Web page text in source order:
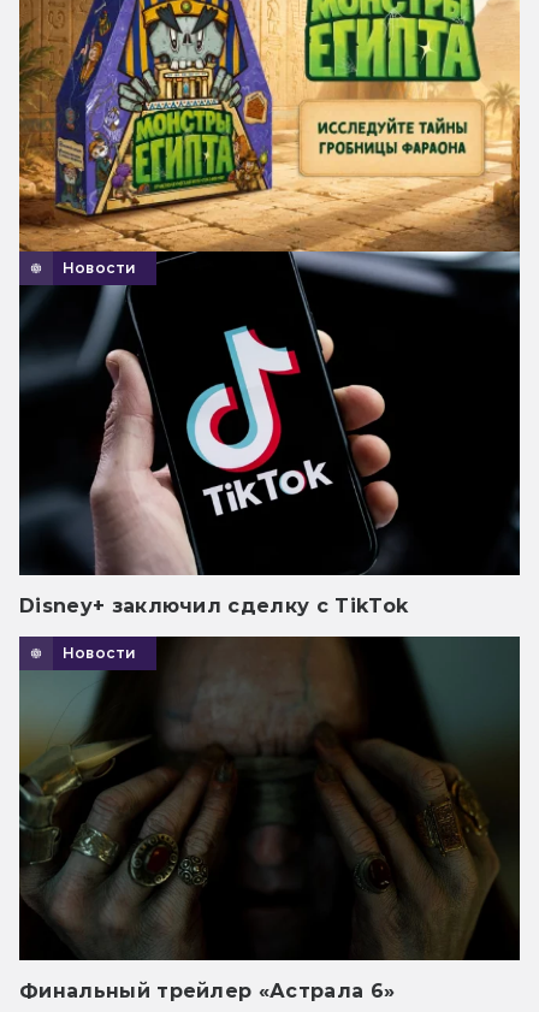
Новости
Disney+ заключил сделку с TikTok
Новости
Финальный трейлер «Астрала 6»